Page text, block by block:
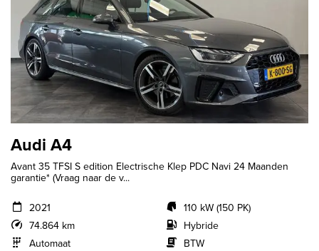
Audi A4
Avant 35 TFSI S edition Electrische Klep PDC Navi 24 Maanden
garantie* (Vraag naar de v...
2021
74.864 km
Automaat
110 kW (150 PK)
Hybride
BTW